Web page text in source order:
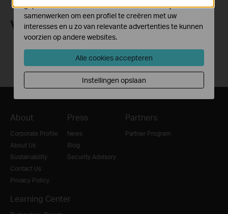
Volg Ons
About
Corporate Profile
About Us
Sustainability
Contact Us
Privacy Policy
Press
News
Blog
Security Advisory
Partners
Partner Program
Learning Center
geplaatst door externe adverteerders waar wij mee
samenwerken om een profiel te creëren met uw
interesses en u zo van relevante advertenties te kunnen
voorzien op andere websites.
Alle cookies accepteren
Instellingen opslaan